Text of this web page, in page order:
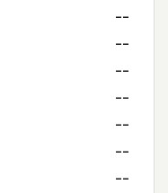
--
--
--
--
--
--
--